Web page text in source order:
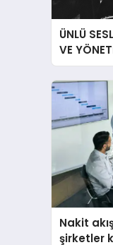
ÜNLÜ
VE
Nakit
şirketler